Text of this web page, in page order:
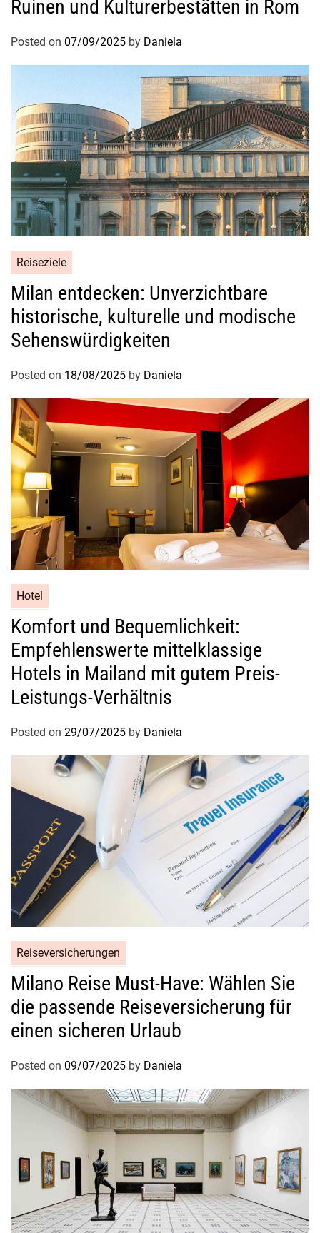
l
g
d
e
r
Z
w
i
s
c
h
e
t
o
p
w
a
i
s
s
t
r
?
Ruinen und Kulturerbestätten in Rom
Posted on 07/09/2025 by Daniela
Reiseziele
Milan entdecken: Unverzichtbare
historische, kulturelle und modische
Sehenswürdigkeiten
Posted on 18/08/2025 by Daniela
Hotel
Komfort und Bequemlichkeit:
Empfehlenswerte mittelklassige
Hotels in Mailand mit gutem Preis-
Leistungs-Verhältnis
Posted on 29/07/2025 by Daniela
Reiseversicherungen
Milano Reise Must-Have: Wählen Sie
die passende Reiseversicherung für
einen sicheren Urlaub
Posted on 09/07/2025 by Daniela